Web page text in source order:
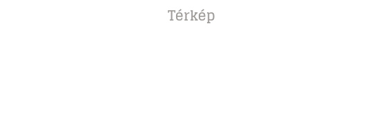
Térkép